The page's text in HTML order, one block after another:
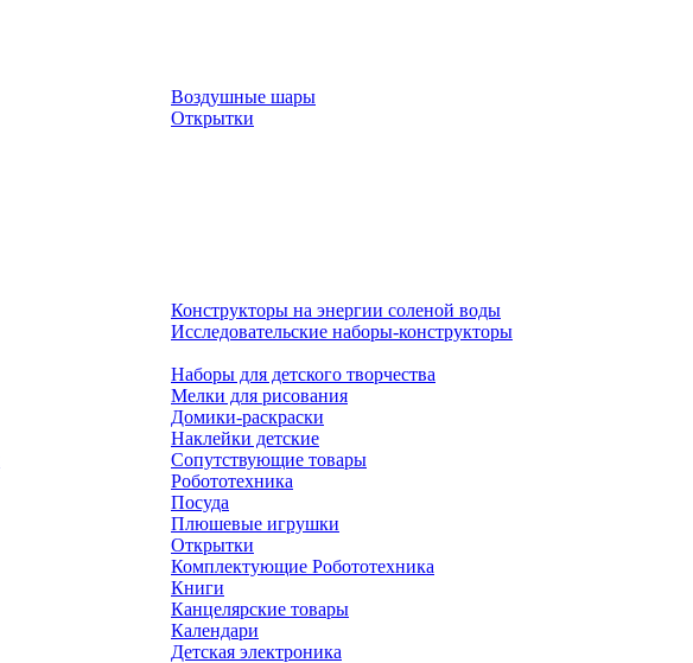
Воздушные шары
Открытки
Конструкторы на энергии соленой воды
Исследовательские наборы-конструкторы
Наборы для детского творчества
Мелки для рисования
Домики-раскраски
Наклейки детские
Сопутствующие товары
Робототехника
Посуда
Плюшевые игрушки
Открытки
Комплектующие Робототехника
Книги
Канцелярские товары
Календари
Детская электроника